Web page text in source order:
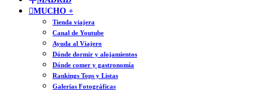
MUCHO +
Tienda viajera
Canal de Youtube
Ayuda al Viajero
Dónde dormir y alojamientos
Dónde comer y gastronomía
Rankings Tops y Listas
Galerías Fotográficas